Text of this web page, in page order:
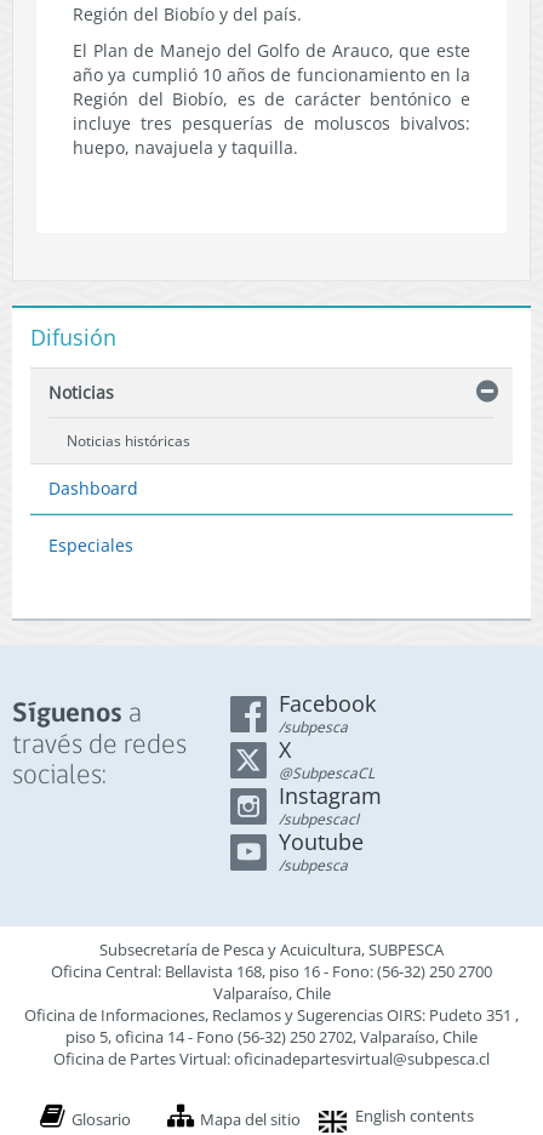
Región del Biobío y del país.
El Plan de Manejo del Golfo de Arauco, que este
año ya cumplió 10 años de funcionamiento en la
Región del Biobío, es de carácter bentónico e
incluye tres pesquerías de moluscos bivalvos:
huepo, navajuela y taquilla.
Difusión
Noticias
Noticias históricas
Dashboard
Especiales
Síguenos a
través de redes
sociales:
Facebook
/subpesca
X
@SubpescaCL
Instagram
/subpescacl
Youtube
/subpesca
Subsecretaría de Pesca y Acuicultura, SUBPESCA
Oficina Central: Bellavista 168, piso 16 - Fono: (56-32) 250 2700
Valparaíso, Chile
Oficina de Informaciones, Reclamos y Sugerencias OIRS: Pudeto 351 ,
piso 5, oficina 14 - Fono (56-32) 250 2702, Valparaíso, Chile
Oficina de Partes Virtual:oficinadepartesvirtual@subpesca.cl
Glosario Mapa del sitio English contents